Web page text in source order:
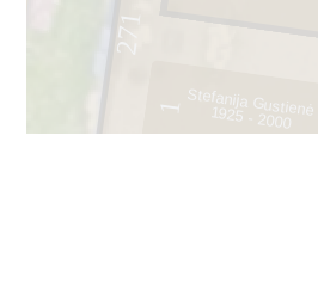
271
1 Stefanija Gustienė
1925 - 2000